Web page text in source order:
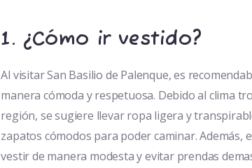
1. ¿Cómo ir vestido?
Al visitar San Basilio de Palenque, es
manera cómoda y respetuosa. Debido al clima
región, se sugiere llevar ropa ligera y
zapatos cómodos para poder caminar. Además,
vestir de manera modesta y evitar prendas